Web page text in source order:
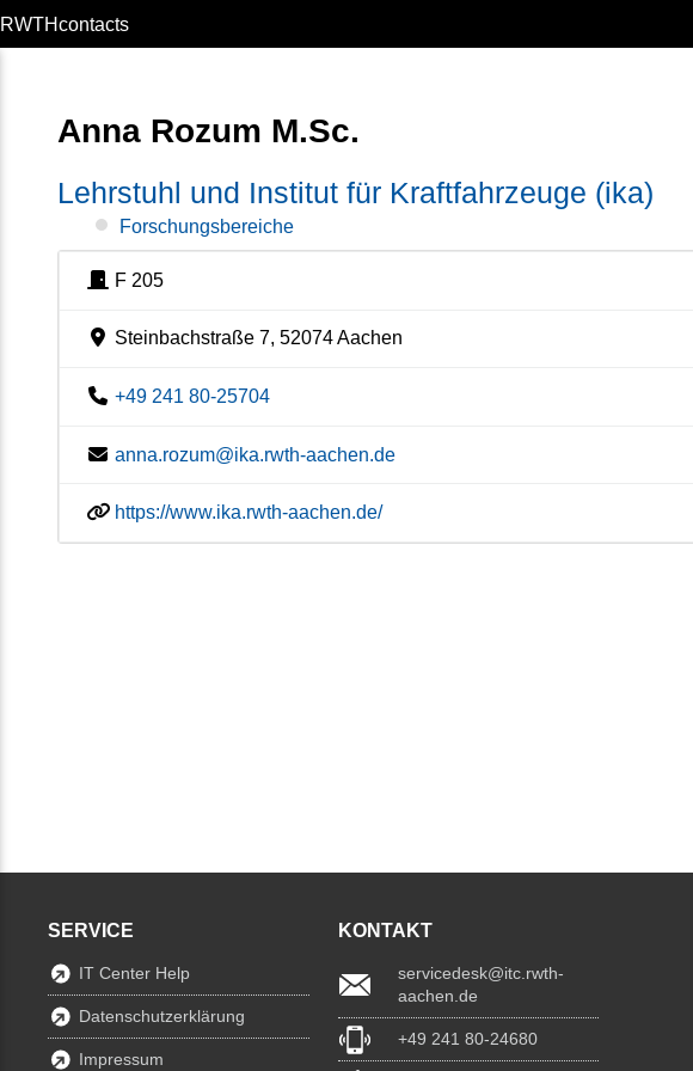
RWTHcontacts
Anna Rozum M.Sc.
Lehrstuhl und Institut für Kraftfahrzeuge (ika)
Forschungsbereiche
F 205
Steinbachstraße 7, 52074 Aachen
+49 241 80-25704
anna.rozum@ika.rwth-aachen.de
https://www.ika.rwth-aachen.de/
SERVICE
IT Center Help
Datenschutzerklärung
Impressum
KONTAKT
servicedesk@itc.rwth-
aachen.de
+49 241 80-24680